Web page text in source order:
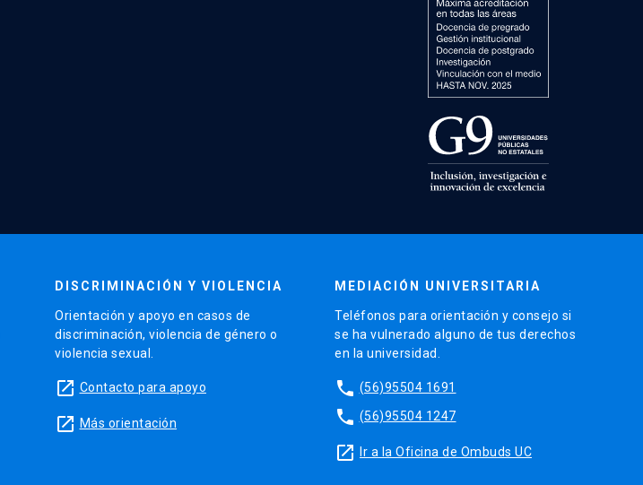
DISCRIMINACIÓN Y VIOLENCIA
Orientación y apoyo en casos de
discriminación, violencia de género o
violencia sexual.
launch Contacto para apoyo
launch Más orientación
MEDIACIÓN UNIVERSITARIA
Teléfonos para orientación y consejo si
se ha vulnerado alguno de tus derechos
en la universidad.
phone (56)95504 1691
phone (56)95504 1247
launch Ir a la Oficina de Ombuds UC